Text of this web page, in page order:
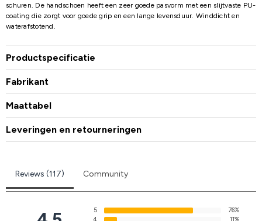
schuren. De handschoen heeft een zeer goede pasvorm met een slijtvaste PU-
coating die zorgt voor goede grip en een lange levensduur. Winddicht en
waterafstotend.
Productspecificatie
Fabrikant
Maattabel
Leveringen en retourneringen
Reviews (117) Community
5
76%